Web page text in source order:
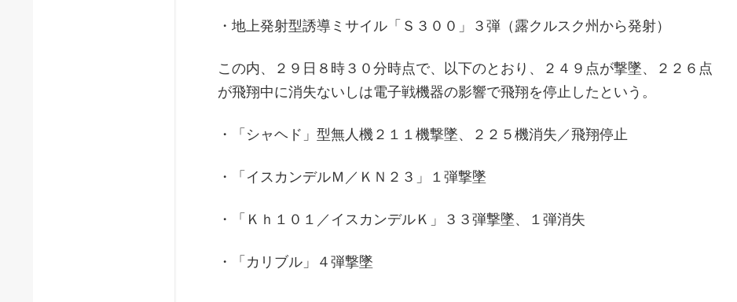
・地上発射型誘導ミサイル「Ｓ３００」３弾（露クルスク州から発射）
この内、２９日８時３０分時点で、以下のとおり、２４９点が撃墜、２２６点
が飛翔中に消失ないしは電子戦機器の影響で飛翔を停止したという。
・「シャヘド」型無人機２１１機撃墜、２２５機消失／飛翔停止
・「イスカンデルＭ／ＫＮ２３」１弾撃墜
・「Ｋｈ１０１／イスカンデルＫ」３３弾撃墜、１弾消失
・「カリブル」４弾撃墜